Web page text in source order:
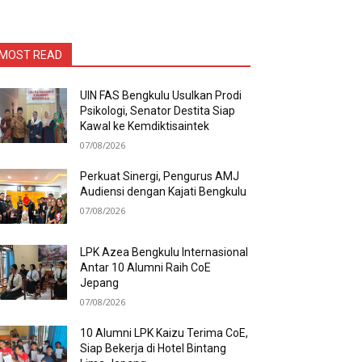
MOST READ
UIN FAS Bengkulu Usulkan Prodi
Psikologi, Senator Destita Siap
Kawal ke Kemdiktisaintek
07/08/2026
Perkuat Sinergi, Pengurus AMJ
Audiensi dengan Kajati Bengkulu
07/08/2026
LPK Azea Bengkulu Internasional
Antar 10 Alumni Raih CoE
Jepang
07/08/2026
10 Alumni LPK Kaizu Terima CoE,
Siap Bekerja di Hotel Bintang